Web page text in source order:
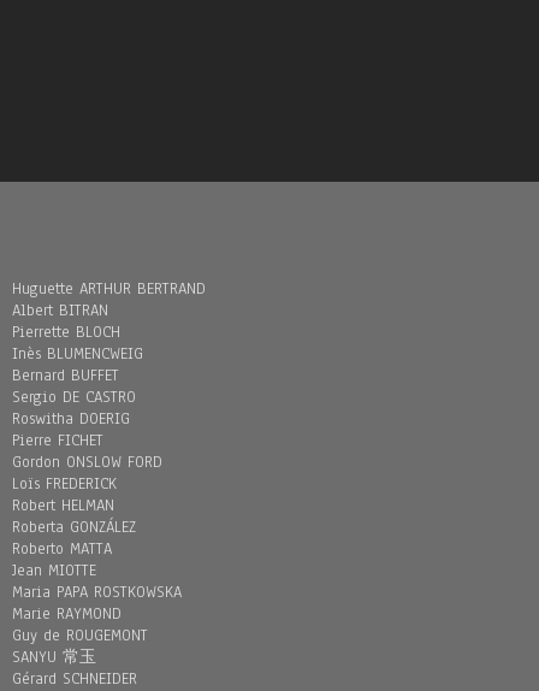
Huguette ARTHUR BERTRAND
Albert BITRAN
Pierrette BLOCH
Inès BLUMENCWEIG
Bernard BUFFET
Sergio DE CASTRO
Roswitha DOERIG
Pierre FICHET
Gordon ONSLOW FORD
Loïs FREDERICK
Robert HELMAN
Roberta GONZÁLEZ
Roberto MATTA
Jean MIOTTE
Maria PAPA ROSTKOWSKA
Marie RAYMOND
Guy de ROUGEMONT
SANYU 常玉
Gérard SCHNEIDER